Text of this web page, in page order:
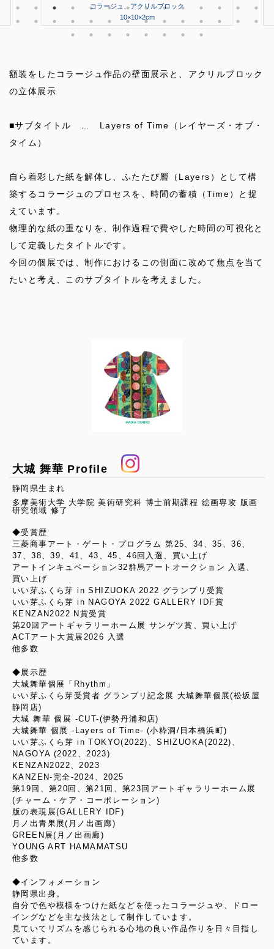
コラージュ、アクリルブロック
10×10×2cm
額装をしたコラージュ作品の壁面展示と、アクリルブロック
の立体展示
■サブタイトル … Layers of Time（レイヤーズ・オブ・
タイム）
自ら着彩した紙を解体し、ふたたび層（Layers）として構
築するコラージュのプロセスを、時間の蓄積（Time）と捉
えています。
物理的な紙の重なりを、制作過程で費やした時間の可視化と
して定義したタイトルです。
今回の個展では、制作におけるこの側面に改めて焦点を当て
たいと考え、このサブタイトルを考えました。
大城 舞華 Profile
静岡県生まれ
多摩美術大学 大学院 美術研究科 博士前期課程 絵画専攻 版画
研究領域 修了
◆受賞歴
三菱商事アート・ゲート・プログラム 第25、34、35、36、
37、38、39、41、43、45、46回入選、買い上げ
アートインキュベーション32群馬アートオークション 入選、
買い上げ
いい芽ふくら芽 in SHIZUOKA 2022 グランプリ受賞
いい芽ふくら芽 in NAGOYA 2022 GALLERY IDF賞
KENZAN2022 N賞受賞
第20回アートギャラリーホーム展 サンゲツ賞、買い上げ
ACTアート大賞展2026 入選
他多数
◆展示歴
大城舞華個展「Rhythm」
いい芽ふくら芽受賞者 グランプリ記念展 大城舞華個展(松坂屋
静岡店)
大城 舞華 個展 -CUT-(伊勢丹浦和店)
大城舞華 個展 -Layers of Time- (小粋洞/日本橋浜町)
いい芽ふくら芽 in TOKYO(2022)、SHIZUOKA(2022)、
NAGOYA (2022、2023)
KENZAN2022、2023
KANZEN-完全-2024、2025
第19回、第20回、第21回、第23回アートギャラリーホーム展
(チャーム・ケア・コーポレーション)
版の表現展(GALLERY IDF)
月ノ出青果展(月ノ出画廊)
GREEN展(月ノ出画廊)
YOUNG ART HAMAMATSU
他多数
◆インフォメーション
静岡県出身。
自分で色や模様をつけた紙などを使ったコラージュや、ドロー
イングなどを主な技法として制作しています。
見ていてリズムを感じられる心地の良い作品作りを日々目指し
ています。